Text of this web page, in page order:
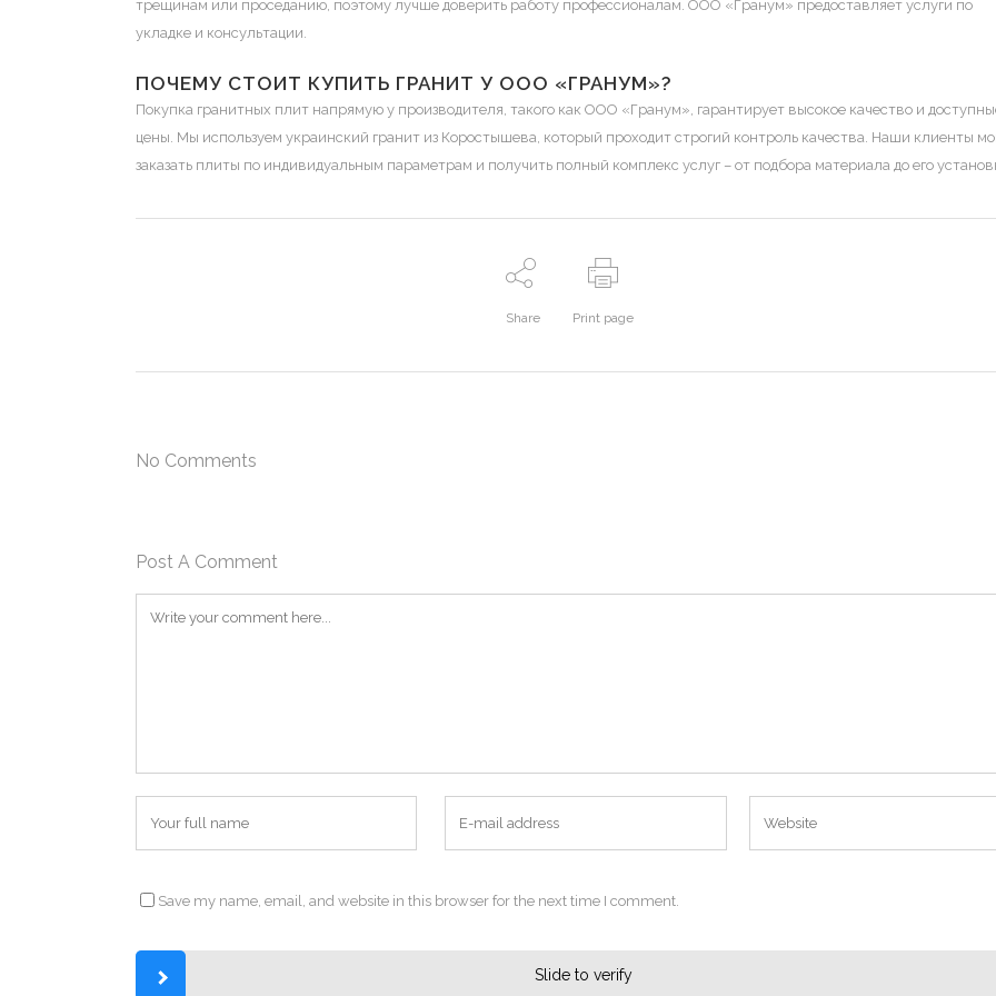
трещинам или проседанию, поэтому лучше доверить работу профессионалам. ООО «Гранум» предоставляет услуги по
укладке и консультации.
ПОЧЕМУ СТОИТ КУПИТЬ ГРАНИТ У ООО «ГРАНУМ»?
Покупка гранитных плит напрямую у производителя, такого как ООО «Гранум», гарантирует высокое качество и
цены. Мы используем украинский гранит из Коростышева, который проходит строгий контроль качества. Наши клиенты
заказать плиты по индивидуальным параметрам и получить полный комплекс услуг – от подбора материала до его
Share Print page
No Comments
Post A Comment
Save my name, email, and website in this browser for the next time I comment.
Slide to verify